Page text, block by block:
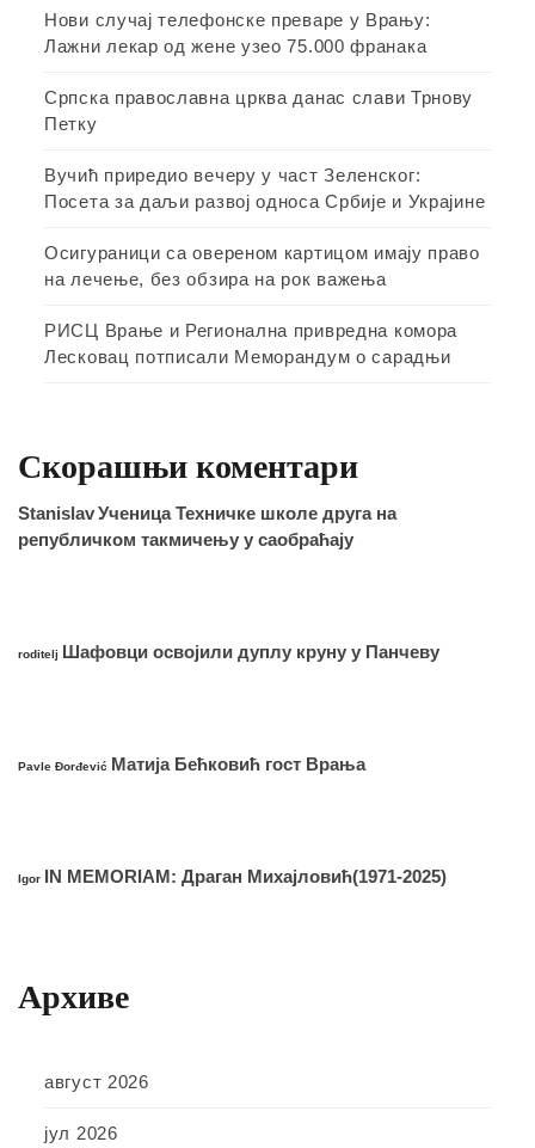
Нови случај телефонске преваре у Врању:
Лажни лекар од жене узео 75.000 франака
Српска православна црква данас слави Трнову
Петку
Вучић приредио вечеру у част Зеленског:
Посета за даљи развој односа Србије и Украјине
Осигураници са овереном картицом имају право
на лечење, без обзира на рок важења
РИСЦ Врање и Регионална привредна комора
Лесковац потписали Меморандум о сарадњи
Скорашњи коментари
StanislavУченица Техничке школе друга на
републичком такмичењу у саобраћају
roditelj Шафовци освојили дуплу круну у Панчеву
Pavle Đorđević Матија Бећковић гост Врања
Igor IN MEMORIAM: Драган Михајловић(1971-2025)
Архиве
август 2026
јул 2026